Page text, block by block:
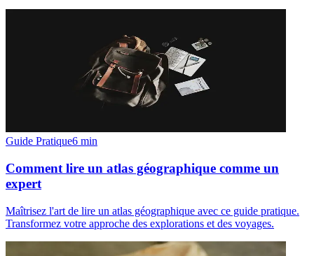
Guide Pratique6 min
Comment lire un atlas géographique comme un
expert
Maîtrisez l'art de lire un atlas géographique avec ce guide pratique.
Transformez votre approche des explorations et des voyages.